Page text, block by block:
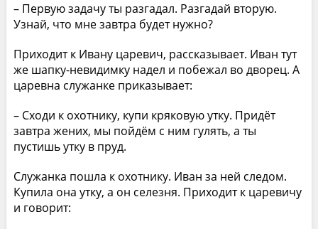
– Первую задачу ты разгадал. Разгадай вторую.
Узнай, что мне завтра будет нужно?
Приходит к Ивану царевич, рассказывает. Иван тут
же шапку-невидимку надел и побежал во дворец. А
царевна служанке приказывает:
– Сходи к охотнику, купи кряковую утку. Придёт
завтра жених, мы пойдём с ним гулять, а ты
пустишь утку в пруд.
Служанка пошла к охотнику. Иван за ней следом.
Купила она утку, а он селезня. Приходит к царевичу
и говорит: